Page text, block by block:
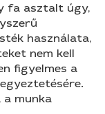
fa asztalt úgy,
használata,
nem kell
figyelmes a
munka